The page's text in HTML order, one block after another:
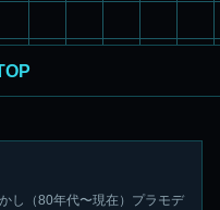
し（80年代〜現在）プラモデ